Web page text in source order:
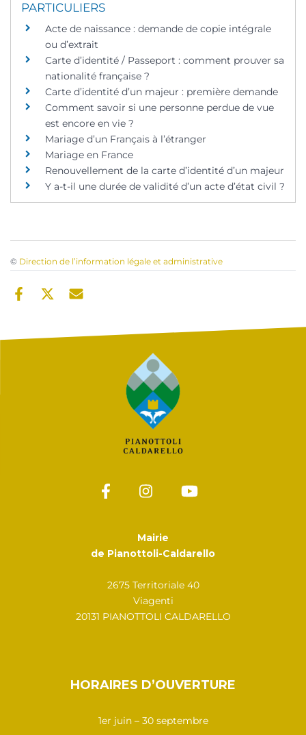
PARTICULIERS
Acte de naissance : demande de copie intégrale
ou d’extrait
Carte d’identité / Passeport : comment prouver sa
nationalité française ?
Carte d’identité d’un majeur : première demande
Comment savoir si une personne perdue de vue
est encore en vie ?
Mariage d’un Français à l’étranger
Mariage en France
Renouvellement de la carte d’identité d’un majeur
Y a-t-il une durée de validité d’un acte d’état civil ?
© Direction de l’information légale et administrative
Mairie
de Pianottoli-Caldarello
2675 Territoriale 40
Viagenti
20131 PIANOTTOLI CALDARELLO
HORAIRES D’OUVERTURE
1er juin – 30 septembre